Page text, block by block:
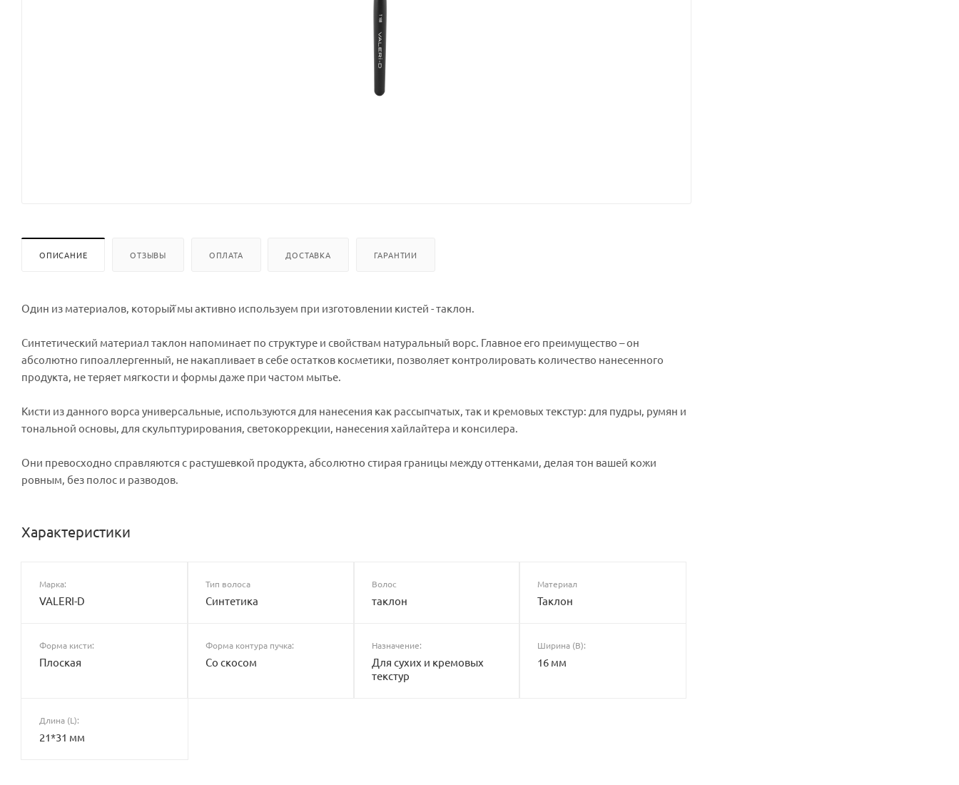
ОПИСАНИЕ ОТЗЫВЫ ОПЛАТА ДОСТАВКА ГАРАНТИИ
Один из материалов, который̆ мы активно используем при изготовлении кистей - таклон.
Синтетический материал таклон напоминает по структуре и свойствам натуральный ворс. Главное его преимущество – он
абсолютно гипоаллергенный, не накапливает в себе остатков косметики, позволяет контролировать количество нанесенного
продукта, не теряет мягкости и формы даже при частом мытье.
Кисти из данного ворса универсальные, используются для нанесения как рассыпчатых, так и кремовых текстур: для пудры, румян и
тональной основы, для скульптурирования, светокоррекции, нанесения хайлайтера и консилера.
Они превосходно справляются с растушевкой продукта, абсолютно стирая границы между оттенками, делая тон вашей кожи
ровным, без полос и разводов.
Характеристики
Марка:
VALERI-D
Тип волоса
Синтетика
Волос
таклон
Материал
Таклон
Форма кисти:
Плоская
Форма контура пучка:
Со скосом
Назначение:
Для сухих и кремовых
текстур
Ширина (B):
16 мм
Длина (L):
21*31 мм